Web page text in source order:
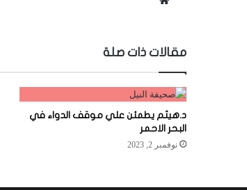
مقالات ذات صلة
د.هيثم يطمئن علي موقف الدواء في
البحر الاحمر
نوفمبر 2, 2023